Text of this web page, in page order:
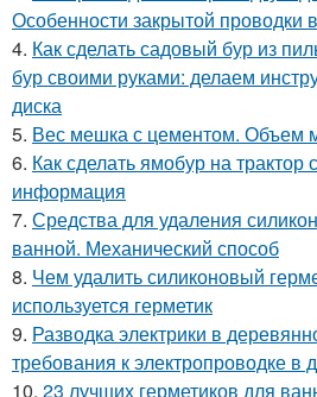
Особенности закрытой проводки
4. Как сделать садовый бур из
бур своими руками: делаем
диска
5. Вес мешка с цементом. Объем
6. Как сделать ямобур на
информация
7. Средства для удаления
ванной. Механический способ
8. Чем удалить силиконовый
используется герметик
9. Разводка электрики в
требования к электропроводке
10. 23 лучших герметиков для